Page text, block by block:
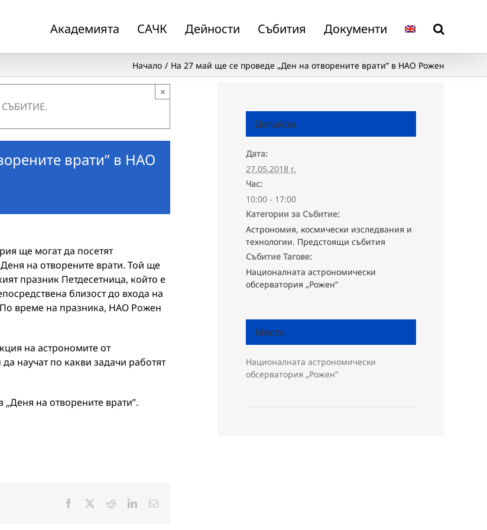
Академията САЧК Дейности Събития Документи
Начало На 27 май ще се проведе „Ден на отворените врати” в НАО Рожен
×
врати” в НАО
ще могат да посетят
на отворените врати. Той ще
празник Петдесетница, който е
близост до входа на
По време на празника, НАО Рожен
на астрономите от
научат по какви задачи работят
на отворените врати”.
Facebook RedditLinkedInЕлектронна
Детайли
Дата:
27.05.2018 г.
Час:
10:00 - 17:00
Категории за Събитие:
Астрономия, космически изследвания и
технологии, Предстоящи събития
Събитие Тагове:
Националната астрономически
обсерватория „Рожен”
Място
Националната астрономически
обсерватория „Рожен”